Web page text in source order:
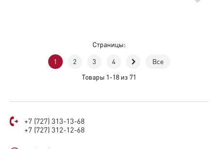
Страницы:
1 2 3 4 Все
Товары 1-18 из 71
+7 (727) 313-13-68
+7 (727) 312-12-68